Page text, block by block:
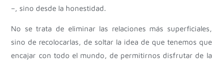
–, sino desde la honestidad.
No se trata de eliminar las relaciones más superficiales,
sino de recolocarlas, de soltar la idea de que tenemos que
encajar con todo el mundo, de permitirnos disfrutar de la